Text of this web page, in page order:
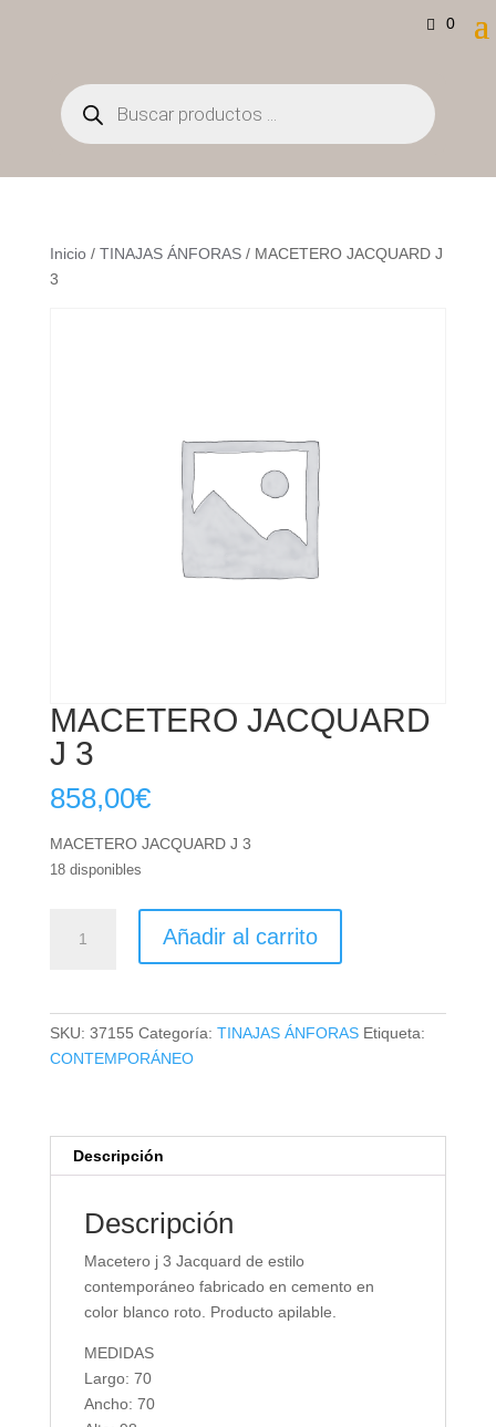
0
Búsqueda
de
productos
Inicio/ TINAJAS ÁNFORAS/ MACETERO JACQUARD J
3
MACETERO JACQUARD
J 3
858,00€
MACETERO JACQUARD J 3
18 disponibles
JACQUARD
Añadir al carrito
SKU: 37155 Categoría: TINAJAS ÁNFORAS Etiqueta:
CONTEMPORÁNEO
Descripción
Descripción
Macetero j 3 Jacquard de estilo
contemporáneo fabricado en cemento en
color blanco roto. Producto apilable.
MEDIDAS
Largo: 70
Ancho: 70